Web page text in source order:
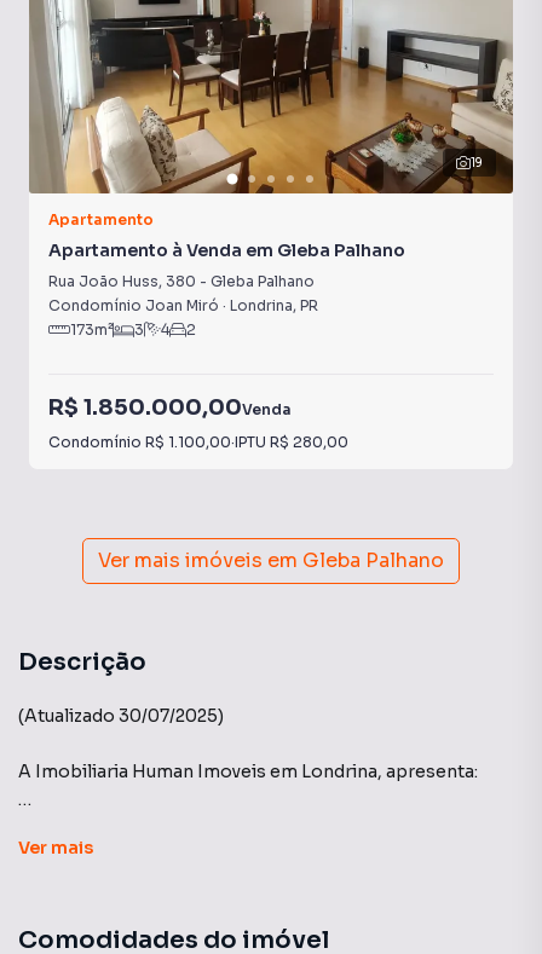
19
Apartamento
Apartamento à Venda em Gleba Palhano
Rua João Huss, 380 - Gleba Palhano
Condomínio Joan Miró · Londrina, PR
173m² 3 4 2
R$ 1.850.000,00Venda
Condomínio R$ 1.100,00·IPTU R$ 280,00
Ver mais imóveis em Gleba Palhano
Descrição
(Atualizado 30/07/2025)
A Imobiliaria Human Imoveis em Londrina, apresenta:
3 suítes, com 200 m² de área útil e 2 vagas de garagem.
Ver mais
Comodidades do imóvel